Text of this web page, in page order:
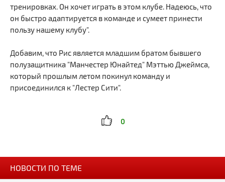
тренировках. Он хочет играть в этом клубе. Надеюсь, что
он быстро адаптируется в команде и сумеет принести
пользу нашему клубу".
Добавим, что Рис является младшим братом бывшего
полузащитника "Манчестер Юнайтед" Мэттью Джеймса,
который прошлым летом покинул команду и
присоединился к "Лестер Сити".
0
НОВОСТИ ПО ТЕМЕ